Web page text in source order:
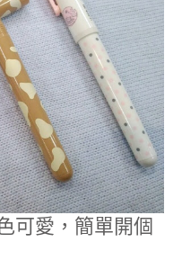
可愛，簡單開個